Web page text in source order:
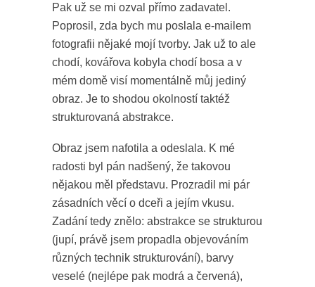
Pak už se mi ozval přímo zadavatel.
Poprosil, zda bych mu poslala e-mailem
fotografii nějaké mojí tvorby. Jak už to ale
chodí, kovářova kobyla chodí bosa a v
mém domě visí momentálně můj jediný
obraz. Je to shodou okolností taktéž
strukturovaná abstrakce.
Obraz jsem nafotila a odeslala. K mé
radosti byl pán nadšený, že takovou
nějakou měl představu. Prozradil mi pár
zásadních věcí o dceři a jejím vkusu.
Zadání tedy znělo: abstrakce se strukturou
(jupí, právě jsem propadla objevováním
různých technik strukturování), barvy
veselé (nejlépe pak modrá a červená),